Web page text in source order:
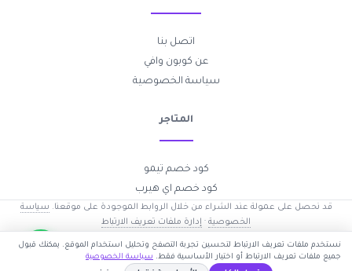
اتصل بنا
عن كوبون وافي
سياسة الخصوصية
المتاجر
كود خصم تيمو
كود خصم اي هيرب
قد نحصل على عمولة عند الشراء من خلال الروابط الموجودة على موقعنا. سياسة
الخصوصية · إدارة ملفات تعريف الارتباط
2017-2026 © جميع الحقوق محفوظة — كوبون وافي
نستخدم ملفات تعريف الارتباط لتحسين تجربة التصفح وتحليل استخدام الموقع. يمكنك قبول
جميع ملفات تعريف الارتباط أو اختيار الأساسية فقط. سياسة الخصوصية